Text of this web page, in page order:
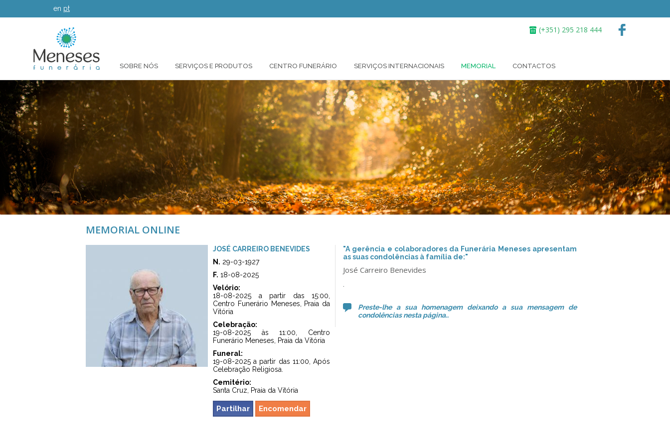
en pt
SOBRE NÓS SERVIÇOS E PRODUTOS CENTRO FUNERÁRIO SERVIÇOS INTERNACIONAIS MEMORIAL CONTACTOS
(+351) 295 218 444
MEMORIAL ONLINE
JOSÉ CARREIRO BENEVIDES
N. 29-03-1927
F. 18-08-2025
Velório:
18-08-2025 a partir das 15:00,
Centro Funerário Meneses, Praia da
Vitória
Celebração:
19-08-2025 às 11:00, Centro
Funerário Meneses, Praia da Vitória
Funeral:
19-08-2025 a partir das 11:00, Após
Celebração Religiosa.
Cemitério:
Santa Cruz, Praia da Vitória
Partilhar Encomendar
"A gerência e colaboradores da Funerária Meneses apresentam
as suas condolências à família de:"
José Carreiro Benevides
Preste-lhe a sua homenagem deixando a sua mensagem de
condolências nesta página..